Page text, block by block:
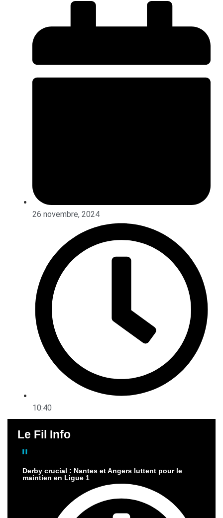
26 novembre, 2024
10:40
Le Fil Info
Derby crucial : Nantes et Angers luttent pour le
maintien en Ligue 1